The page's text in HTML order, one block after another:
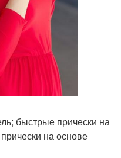
быстрые прически на
на основе